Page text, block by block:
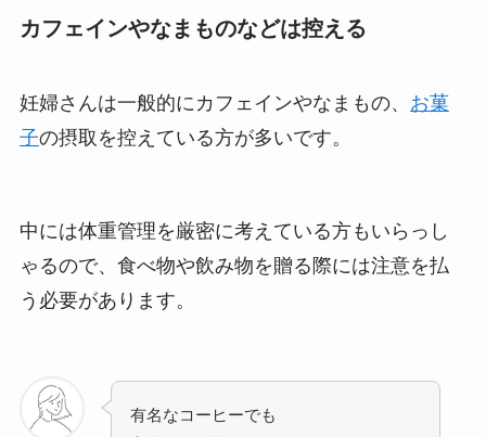
カフェインやなまものなどは控える
妊婦さんは一般的にカフェインやなまもの、 お菓
子の摂取を控えている方が多いです。
中には体重管理を厳密に考えている方もいらっし
ゃるので、食べ物や飲み物を贈る際には注意を払
う必要があります。
有名なコーヒーでも